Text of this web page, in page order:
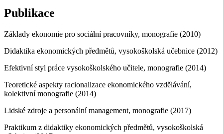
Publikace
Základy ekonomie pro sociální pracovníky, monografie (2010)
Didaktika ekonomických předmětů, vysokoškolská učebnice (2012)
Efektivní styl práce vysokoškolského učitele, monografie (2014)
Teoretické aspekty racionalizace ekonomického vzdělávání,
kolektivní monografie (2014)
Lidské zdroje a personální management, monografie (2017)
Praktikum z didaktiky ekonomických předmětů, vysokoškolská